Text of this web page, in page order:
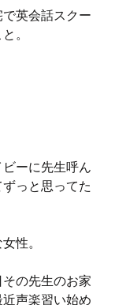
英会話スクー
。
ーに先生呼ん
っと思ってた
性。
の先生のお家
声楽習い始め